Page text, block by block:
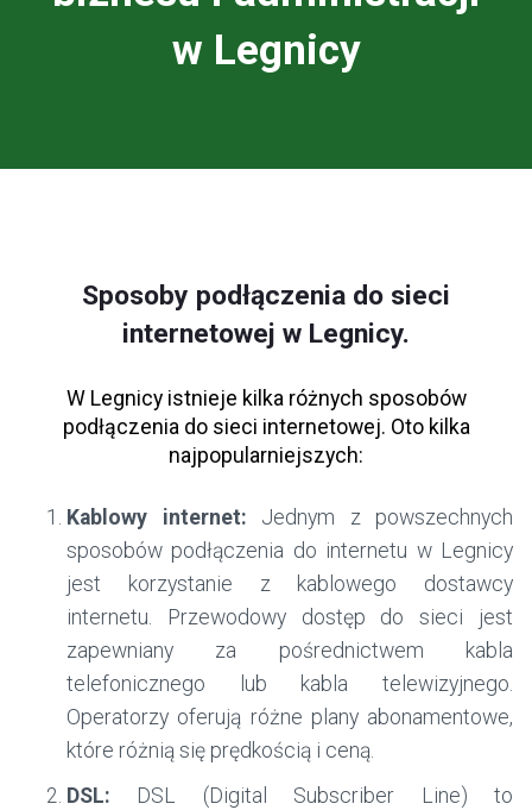
w Legnicy
Sposoby podłączenia do sieci
internetowej w Legnicy.
W Legnicy istnieje kilka różnych sposobów
podłączenia do sieci internetowej. Oto kilka
najpopularniejszych:
Kablowy internet: Jednym z powszechnych
sposobów podłączenia do internetu w Legnicy
jest korzystanie z kablowego dostawcy
internetu. Przewodowy dostęp do sieci jest
zapewniany za pośrednictwem kabla
telefonicznego lub kabla telewizyjnego.
Operatorzy oferują różne plany abonamentowe,
które różnią się prędkością i ceną.
DSL: DSL (Digital Subscriber Line) to